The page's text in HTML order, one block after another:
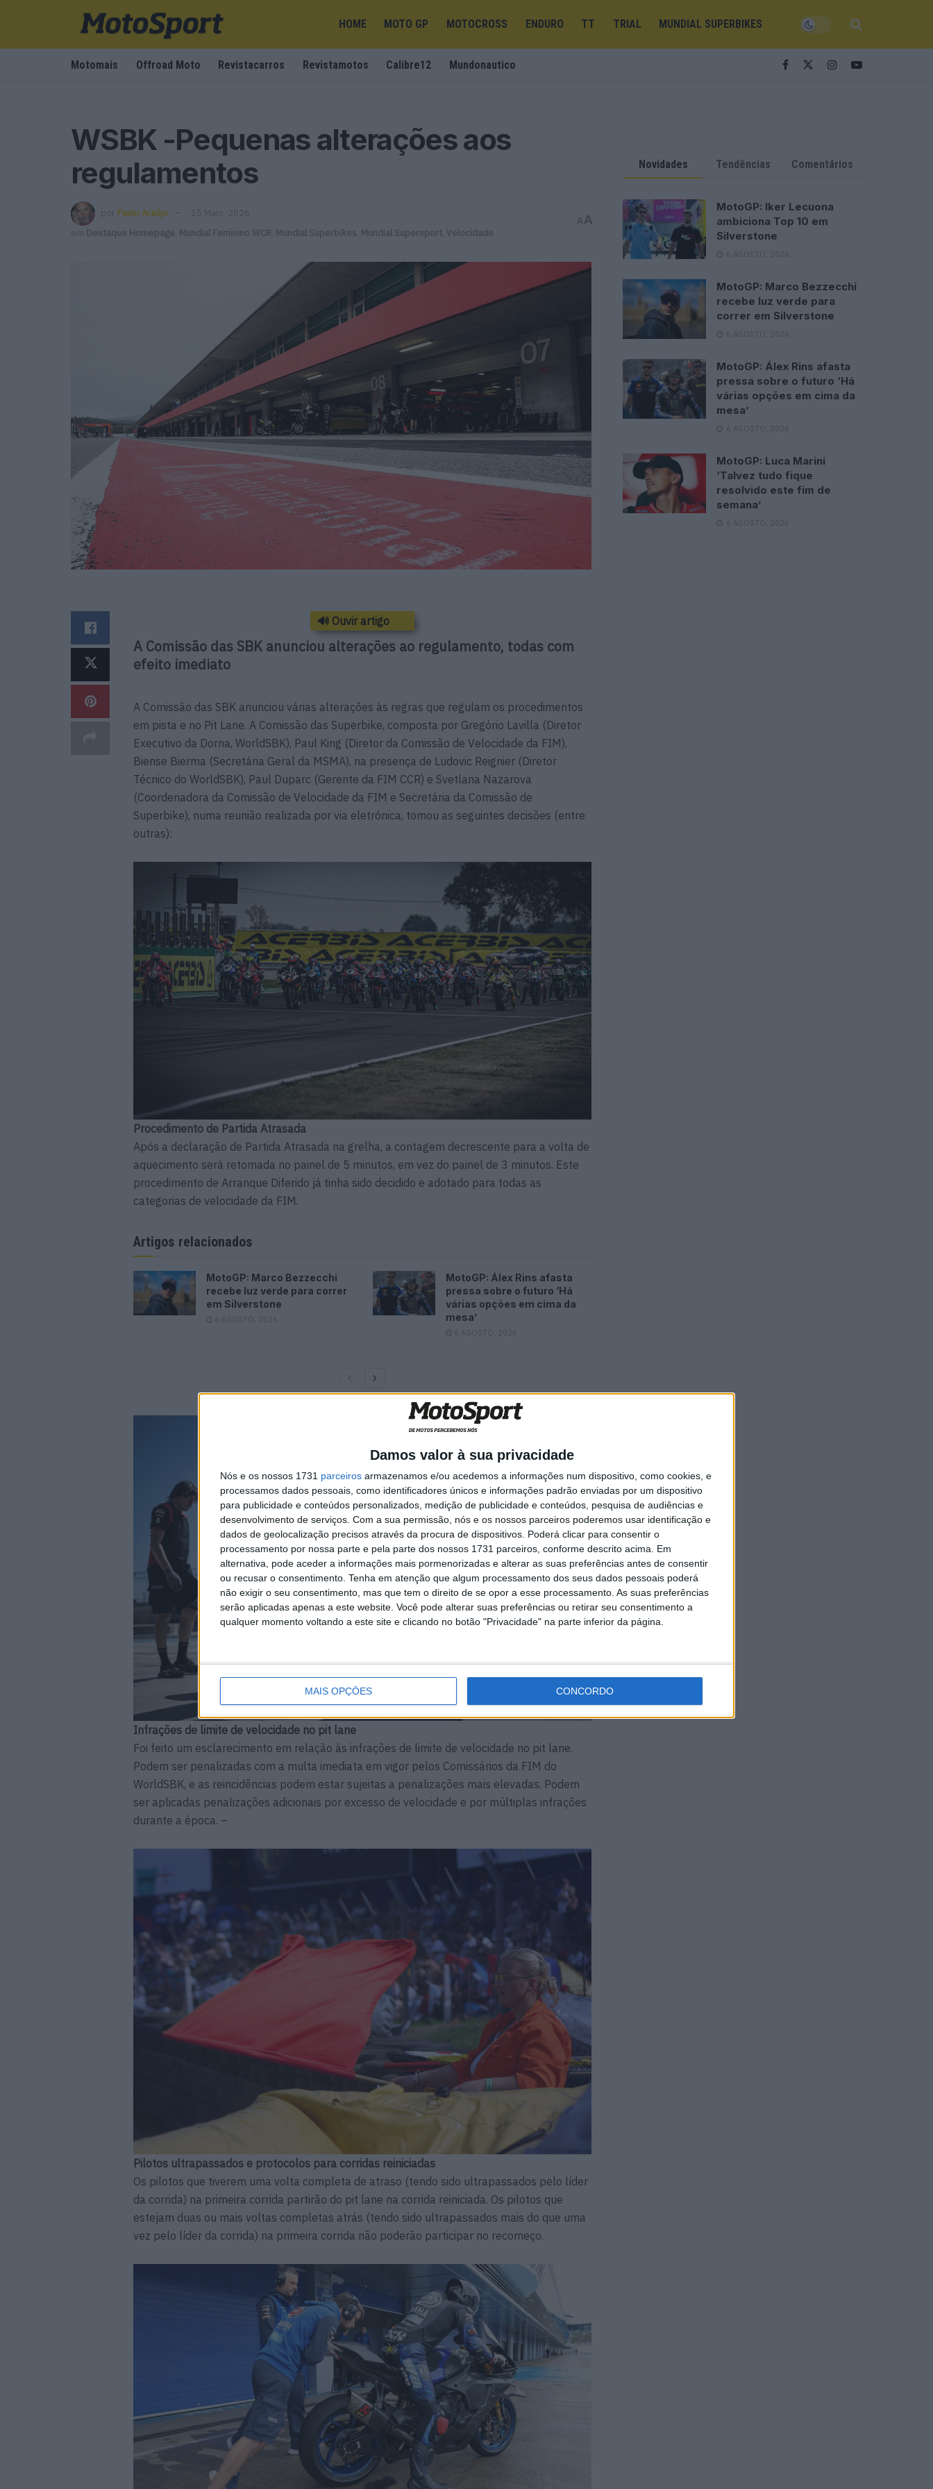
Damos valor à sua privacidade
Nós e os nossos 1731 parceiros armazenamos e/ou acedemos a informações num dispositivo, como cookies, e
processamos dados pessoais, como identificadores únicos e informações padrão enviadas por um dispositivo
para publicidade e conteúdos personalizados, medição de publicidade e conteúdos, pesquisa de audiências e
desenvolvimento de serviços. Com a sua permissão, nós e os nossos parceiros poderemos usar identificação e
dados de geolocalização precisos através da procura de dispositivos. Poderá clicar para consentir o
processamento por nossa parte e pela parte dos nossos 1731 parceiros, conforme descrito acima. Em
alternativa, pode aceder a informações mais pormenorizadas e alterar as suas preferências antes de consentir
ou recusar o consentimento. Tenha em atenção que algum processamento dos seus dados pessoais poderá
não exigir o seu consentimento, mas que tem o direito de se opor a esse processamento. As suas preferências
serão aplicadas apenas a este website. Você pode alterar suas preferências ou retirar seu consentimento a
qualquer momento voltando a este site e clicando no botão "Privacidade" na parte inferior da página.
MAIS OPÇÕES CONCORDO
HOME MOTO GP MOTOCROSS ENDURO TT TRIAL MUNDIAL SUPERBIKES
Motomais Offroad Moto Revistacarros Revistamotos Calibre12 Mundonautico
WSBK -Pequenas alterações aos
regulamentos
por Paulo Araújo
15 Maio, 2026
em
Destaque Homepage Mundial Feminino WCR Mundial Superbikes Mundial Supersport Velocidade
AA
🔊 Ouvir artigo
A Comissão das SBK anunciou alterações ao regulamento, todas com
efeito imediato
A Comissão das SBK anunciou várias alterações às regras que regulam os procedimentos
em pista e no Pit Lane. A Comissão das Superbike, composta por Gregório Lavilla (Diretor
Executivo da Dorna, WorldSBK), Paul King (Diretor da Comissão de Velocidade da FIM),
Biense Bierma (Secretária Geral da MSMA), na presença de Ludovic Reignier (Diretor
Técnico do WorldSBK), Paul Duparc (Gerente da FIM CCR) e Svetlana Nazarova
(Coordenadora da Comissão de Velocidade da FIM e Secretária da Comissão de
Superbike), numa reunião realizada por via eletrónica, tomou as seguintes decisões (entre
outras):
Procedimento de Partida Atrasada
Após a declaração de Partida Atrasada na grelha, a contagem decrescente para a volta de
aquecimento será retomada no painel de 5 minutos, em vez do painel de 3 minutos. Este
procedimento de Arranque Diferido já tinha sido decidido e adotado para todas as
categorias de velocidade da FIM.
Artigos relacionados
MotoGP: Marco Bezzecchi
recebe luz verde para correr
em Silverstone
6 AGOSTO, 2026
MotoGP: Álex Rins afasta
pressa sobre o futuro ‘Há
várias opções em cima da
mesa’
6 AGOSTO, 2026
Infrações de limite de velocidade no pit lane
Foi feito um esclarecimento em relação às infrações de limite de velocidade no pit lane.
Podem ser penalizadas com a multa imediata em vigor pelos Comissários da FIM do
WorldSBK, e as reincidências podem estar sujeitas a penalizações mais elevadas. Podem
ser aplicadas penalizações adicionais por excesso de velocidade e por múltiplas infrações
durante a época. –
Pilotos ultrapassados e protocolos para corridas reiniciadas
Os pilotos que tiverem uma volta completa de atraso (tendo sido ultrapassados pelo líder
da corrida) na primeira corrida partirão do pit lane na corrida reiniciada. Os pilotos que
estejam duas ou mais voltas completas atrás (tendo sido ultrapassados mais do que uma
vez pelo líder da corrida) na primeira corrida não poderão participar no recomeço.
Novidades Tendências Comentários
MotoGP: Iker Lecuona
ambiciona Top 10 em
Silverstone
6 AGOSTO, 2026
MotoGP: Marco Bezzecchi
recebe luz verde para
correr em Silverstone
6 AGOSTO, 2026
MotoGP: Álex Rins afasta
pressa sobre o futuro ‘Há
várias opções em cima da
mesa’
6 AGOSTO, 2026
MotoGP: Luca Marini
‘Talvez tudo fique
resolvido este fim de
semana’
6 AGOSTO, 2026